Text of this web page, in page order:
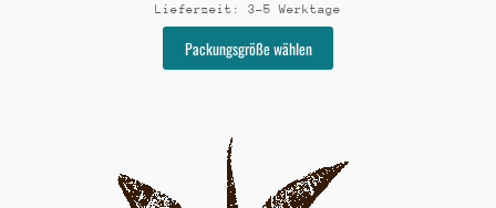
Lieferzeit: 3-5 Werktage
Packungsgröße wählen
auf.
Die